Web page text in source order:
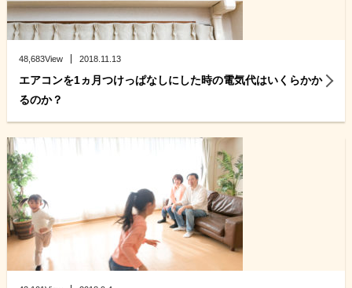
48,683View 2018.11.13
エアコンを1ヵ月つけっぱなしにした時の電気代はいくらかか
るのか？